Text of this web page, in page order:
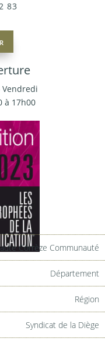
83
Vendredi
à 17h00
Corrèze Communauté
Département
Région
Syndicat de la Diège